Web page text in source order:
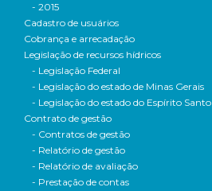
- 2015
Cadastro de usuários
Cobrança e arrecadação
Legislação de recursos hídricos
- Legislação Federal
- Legislação do estado de Minas Gerais
- Legislação do estado do Espírito Santo
Contrato de gestão
- Contratos de gestão
- Relatório de gestão
- Relatório de avaliação
- Prestação de contas